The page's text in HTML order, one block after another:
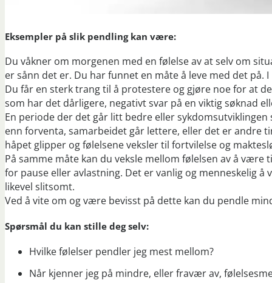
Eksempler på slik pendling kan være:
Du våkner om morgenen med en følelse av at selv om
er sånn det er. Du har funnet en måte å leve med det
Du får en sterk trang til å protestere og gjøre noe for at
som har det dårligere, negativt svar på en viktig søknad
En periode der det går litt bedre eller
enn forventa, samarbeidet går lettere, eller det er andre
håpet glipper og følelsene veksler til fortvilelse og
På samme måte kan du veksle mellom følelsen av å
for pause eller avlastning. Det er vanlig og menneskelig
likevel slitsomt.
Ved å vite om og være bevisst på dette kan du pendle
Spørsmål du kan stille deg selv:
Hvilke følelser pendler jeg mest mellom?
Når kjenner jeg på mindre, eller fravær av,